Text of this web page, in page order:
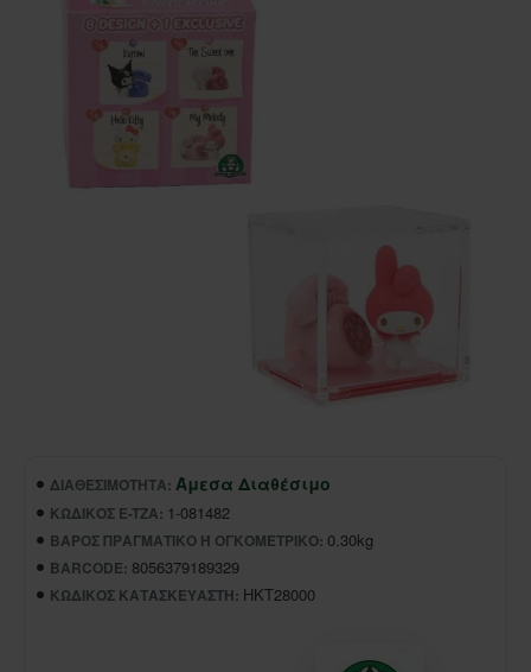
ΔΙΑΘΕΣΙΜΌΤΗΤΑ: Άμεσα Διαθέσιμο
ΚΩΔΙΚΌΣ E-TZA: 1-081482
ΒΆΡΟΣ ΠΡΑΓΜΑΤΙΚΌ Ή ΟΓΚΟΜΕΤΡΙΚΌ: 0.30kg
BARCODE: 8056379189329
ΚΩΔΙΚΌΣ ΚΑΤΑΣΚΕΥΑΣΤΉ: HKT28000